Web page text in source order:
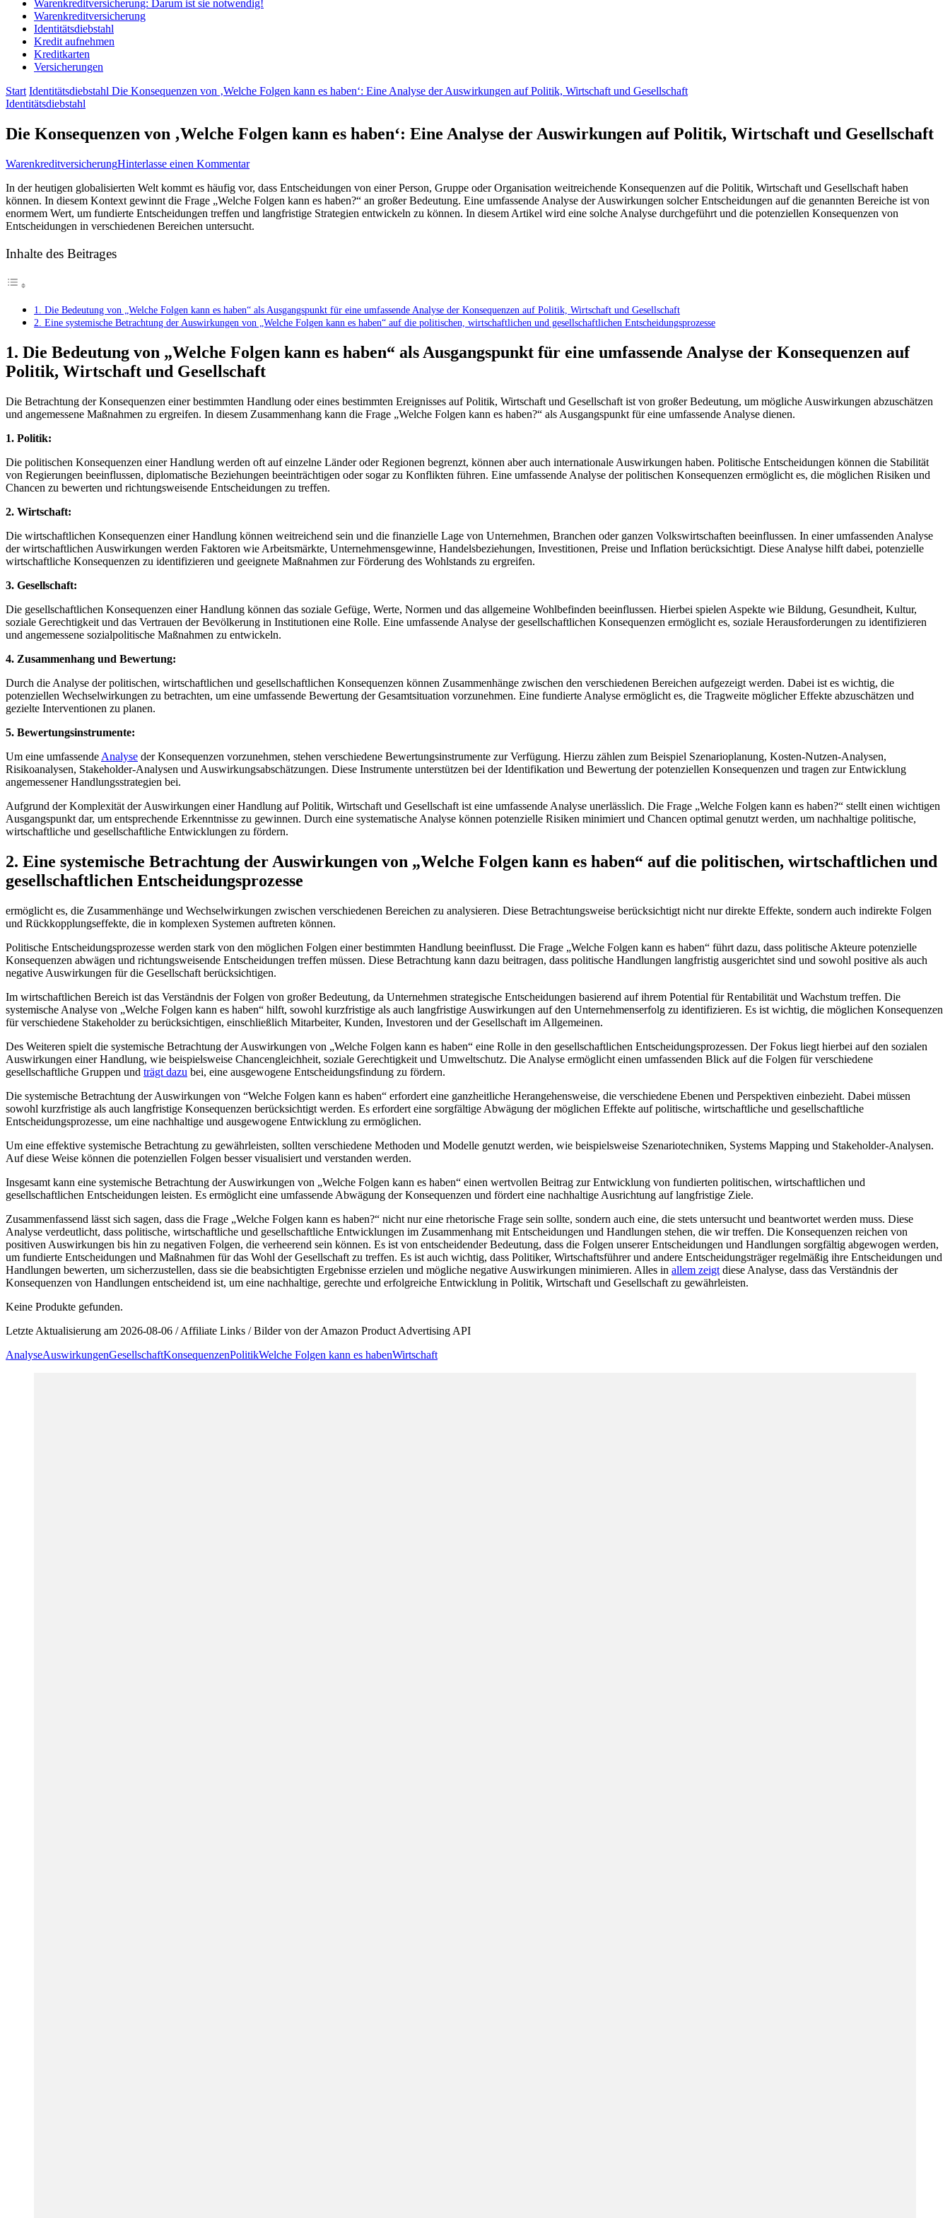
Warenkreditversicherung: Darum ist sie notwendig!
Warenkreditversicherung
Identitätsdiebstahl
Kredit aufnehmen
Kreditkarten
Versicherungen
Start Identitätsdiebstahl Die Konsequenzen von ‚Welche Folgen kann es haben‘: Eine Analyse der Auswirkungen auf Politik, Wirtschaft und Gesellschaft
Identitätsdiebstahl
Die Konsequenzen von ‚Welche Folgen kann es haben‘: Eine Analyse der Auswirkungen auf Politik, Wirtschaft und Gesellschaft
WarenkreditversicherungHinterlasse einen Kommentarzu
Konsequenzen
von
‚Welche
Folgen
Auswirkungen
auf
Wirtschaft
und
Gesellschaft
In der heutigen globalisierten Welt kommt es häufig vor, dass Entscheidungen von einer Person, Gruppe oder Organisation weitreichende Konsequenzen auf die ⁢Politik, Wirtschaft und⁣ Gesellschaft haben
können. In​ diesem Kontext gewinnt ⁣die Frage „Welche Folgen kann es haben?“ ​an großer Bedeutung. ‍Eine ⁢umfassende ​Analyse ​der Auswirkungen solcher Entscheidungen auf die genannten Bereiche ist von
‍enormem Wert, um fundierte Entscheidungen treffen ‍und langfristige Strategien entwickeln ⁣zu können. In diesem ⁢Artikel wird ⁤eine solche Analyse durchgeführt und die potenziellen Konsequenzen von
Entscheidungen in verschiedenen‌ Bereichen‍ untersucht.
Inhalte des Beitrages
1. Die Bedeutung von „Welche Folgen kann ⁣es haben“ als ​Ausgangspunkt für eine umfassende Analyse der Konsequenzen auf Politik, ⁣Wirtschaft und ​Gesellschaft
2.⁢ Eine systemische Betrachtung der Auswirkungen von „Welche Folgen kann es haben“ auf die politischen, wirtschaftlichen und gesellschaftlichen Entscheidungsprozesse
1. Die Bedeutung von „Welche Folgen kann ⁣es haben“ als ​Ausgangspunkt für eine umfassende Analyse der Konsequenzen auf
Politik, ⁣Wirtschaft und ​Gesellschaft
Die Betrachtung‌ der Konsequenzen einer bestimmten Handlung oder eines bestimmten‌ Ereignisses auf Politik, Wirtschaft und Gesellschaft ist ⁤von großer⁣ Bedeutung, um mögliche Auswirkungen abzuschätzen
und angemessene Maßnahmen zu ergreifen. In diesem Zusammenhang‌ kann die Frage „Welche Folgen kann es haben?“ als Ausgangspunkt für ‌eine umfassende ⁣Analyse dienen.
1. Politik:
Die‍ politischen Konsequenzen einer Handlung werden‌ oft auf einzelne Länder oder Regionen begrenzt, ⁤können aber auch internationale Auswirkungen haben. Politische ⁤Entscheidungen können die Stabilität
von Regierungen beeinflussen, ⁤diplomatische Beziehungen beeinträchtigen oder sogar zu Konflikten ​führen. Eine umfassende Analyse der politischen Konsequenzen ermöglicht ​es, die möglichen Risiken und
Chancen zu bewerten und richtungsweisende Entscheidungen zu treffen.
2. ​Wirtschaft:
Die wirtschaftlichen Konsequenzen einer Handlung können weitreichend sein und die ‌finanzielle Lage von Unternehmen,​ Branchen ‌oder ganzen Volkswirtschaften beeinflussen. In einer umfassenden Analyse
der wirtschaftlichen Auswirkungen werden⁤ Faktoren wie Arbeitsmärkte, ‌Unternehmensgewinne, Handelsbeziehungen, ⁢Investitionen, Preise und Inflation berücksichtigt. Diese Analyse hilft⁣ dabei, potenzielle
wirtschaftliche Konsequenzen ⁣zu identifizieren und geeignete Maßnahmen zur ​Förderung des Wohlstands ⁣zu ergreifen.
3. Gesellschaft:
Die gesellschaftlichen Konsequenzen einer Handlung können das soziale Gefüge, ⁣Werte, ⁢Normen und das allgemeine Wohlbefinden beeinflussen. ‌Hierbei spielen Aspekte wie Bildung, Gesundheit, Kultur,
soziale Gerechtigkeit und das Vertrauen der Bevölkerung in Institutionen eine Rolle. Eine umfassende Analyse der‌ gesellschaftlichen Konsequenzen ermöglicht​ es,⁤ soziale Herausforderungen zu identifizieren
und angemessene sozialpolitische Maßnahmen zu entwickeln.
4.⁤ Zusammenhang und Bewertung:
Durch ‍die Analyse der ⁢politischen, wirtschaftlichen und gesellschaftlichen Konsequenzen können Zusammenhänge zwischen den verschiedenen Bereichen aufgezeigt werden. Dabei ⁣ist es wichtig, die
potenziellen Wechselwirkungen zu betrachten, um eine umfassende Bewertung ⁢der Gesamtsituation ⁢vorzunehmen. Eine ⁣fundierte Analyse ⁤ermöglicht es, die ⁣Tragweite möglicher Effekte abzuschätzen und
gezielte Interventionen zu planen.
5. Bewertungsinstrumente:
Um eine umfassende Analyse der Konsequenzen vorzunehmen,⁤ stehen verschiedene ‌Bewertungsinstrumente zur Verfügung. ⁣Hierzu zählen zum Beispiel Szenarioplanung, Kosten-Nutzen-Analysen,
Risikoanalysen, Stakeholder-Analysen und Auswirkungsabschätzungen. Diese Instrumente unterstützen bei‌ der Identifikation und​ Bewertung der potenziellen ​Konsequenzen und tragen zur Entwicklung
angemessener Handlungsstrategien bei.
Aufgrund der Komplexität der Auswirkungen einer Handlung auf Politik, Wirtschaft und Gesellschaft ist eine umfassende Analyse ‍unerlässlich. Die Frage „Welche ‌Folgen kann es haben?“ stellt einen wichtigen
Ausgangspunkt dar, um ⁢entsprechende Erkenntnisse zu gewinnen. Durch eine systematische Analyse können potenzielle ⁢Risiken minimiert⁣ und Chancen optimal genutzt werden, ​um nachhaltige politische,
wirtschaftliche und gesellschaftliche Entwicklungen zu fördern.
2.⁢ Eine systemische Betrachtung der Auswirkungen von „Welche Folgen kann es haben“ auf die politischen, wirtschaftlichen und
gesellschaftlichen Entscheidungsprozesse
ermöglicht es, die Zusammenhänge und Wechselwirkungen zwischen verschiedenen Bereichen ⁢zu analysieren.​ Diese Betrachtungsweise ⁤berücksichtigt nicht ⁤nur direkte Effekte, sondern auch indirekte Folgen‌
und Rückkopplungseffekte,⁢ die in komplexen Systemen auftreten können.
Politische‌ Entscheidungsprozesse werden⁣ stark ‌von den‌ möglichen Folgen⁢ einer bestimmten Handlung beeinflusst. Die Frage „Welche Folgen kann es haben“ führt dazu, dass ‌politische Akteure ‍potenzielle​
Konsequenzen abwägen und richtungsweisende⁣ Entscheidungen treffen müssen. Diese Betrachtung kann dazu beitragen, dass politische Handlungen langfristig ‌ausgerichtet sind und sowohl positive als auch
negative ⁢Auswirkungen für die Gesellschaft berücksichtigen.
Im⁣ wirtschaftlichen Bereich ist das ‌Verständnis der​ Folgen‌ von ⁣großer​ Bedeutung, da Unternehmen strategische Entscheidungen basierend ⁢auf ihrem Potential für ⁤Rentabilität und Wachstum treffen. Die
systemische Analyse von „Welche Folgen ​kann‍ es haben“ hilft, ⁢sowohl kurzfristige als auch langfristige Auswirkungen auf den⁣ Unternehmenserfolg ⁢zu identifizieren. Es ist wichtig, die möglichen Konsequenzen
für ⁣verschiedene Stakeholder⁤ zu berücksichtigen, einschließlich Mitarbeiter, Kunden, Investoren und der ⁤Gesellschaft im Allgemeinen.
Des Weiteren spielt die systemische Betrachtung der Auswirkungen von „Welche Folgen kann es ‌haben“ eine​ Rolle in den gesellschaftlichen Entscheidungsprozessen. Der Fokus ⁢liegt hierbei auf ⁢den sozialen
‌Auswirkungen einer Handlung, wie beispielsweise Chancengleichheit, soziale‍ Gerechtigkeit und Umweltschutz. Die Analyse ermöglicht einen⁢ umfassenden Blick auf die Folgen ‍für verschiedene
gesellschaftliche Gruppen und trägt dazu ​bei, eine ausgewogene Entscheidungsfindung⁢ zu ⁣fördern.
Die systemische Betrachtung der Auswirkungen von ‍“Welche Folgen kann es haben“ erfordert eine ganzheitliche Herangehensweise,⁢ die ‌verschiedene Ebenen und Perspektiven einbezieht. Dabei müssen
sowohl kurzfristige als auch langfristige Konsequenzen berücksichtigt werden. Es erfordert eine sorgfältige Abwägung der möglichen ⁣Effekte auf politische, wirtschaftliche und gesellschaftliche
Entscheidungsprozesse, um eine nachhaltige und ‍ausgewogene Entwicklung⁢ zu ermöglichen.
Um eine effektive⁤ systemische Betrachtung zu gewährleisten, sollten verschiedene Methoden und Modelle genutzt werden, wie beispielsweise Szenariotechniken, ⁣Systems Mapping und Stakeholder-Analysen.
Auf diese Weise können ⁤die potenziellen Folgen besser visualisiert und verstanden ​werden.
Insgesamt kann eine​ systemische Betrachtung​ der Auswirkungen von „Welche Folgen ‌kann‍ es​ haben“ einen wertvollen Beitrag‌ zur Entwicklung von fundierten politischen, wirtschaftlichen und
gesellschaftlichen Entscheidungen leisten. Es ermöglicht⁢ eine umfassende Abwägung der Konsequenzen und fördert eine nachhaltige Ausrichtung auf langfristige‌ Ziele.
Zusammenfassend ​lässt sich sagen, dass die Frage „Welche Folgen kann es haben?“ nicht nur eine⁤ rhetorische‌ Frage sein sollte, sondern​ auch eine, die stets untersucht und ⁤beantwortet werden muss. ⁤Diese
Analyse verdeutlicht, dass politische, wirtschaftliche und gesellschaftliche Entwicklungen ⁤im Zusammenhang mit Entscheidungen und Handlungen stehen, die wir​ treffen.⁤ Die⁤ Konsequenzen reichen von
positiven Auswirkungen bis ‌hin zu negativen Folgen, die verheerend sein ‍können.‌ Es ist‍ von entscheidender Bedeutung, dass die Folgen‌ unserer ⁢Entscheidungen und Handlungen sorgfältig abgewogen werden,
um fundierte Entscheidungen und Maßnahmen für das⁢ Wohl der Gesellschaft zu treffen. Es ist auch wichtig, dass Politiker, Wirtschaftsführer und andere Entscheidungsträger‌ regelmäßig ihre Entscheidungen und
Handlungen bewerten, um sicherzustellen, dass sie die‌ beabsichtigten Ergebnisse erzielen‍ und ‌mögliche negative Auswirkungen minimieren. Alles ⁤in allem zeigt diese Analyse, dass das Verständnis ​der
Konsequenzen von Handlungen⁤ entscheidend ist,‍ um eine⁤ nachhaltige, gerechte und erfolgreiche Entwicklung in Politik,‌ Wirtschaft‌ und Gesellschaft zu gewährleisten.
Keine Produkte gefunden.
Letzte Aktualisierung am 2026-08-06 / Affiliate Links / Bilder von der Amazon Product Advertising API
AnalyseAuswirkungenGesellschaftKonsequenzenPolitikWelche Folgen kann es habenWirtschaft